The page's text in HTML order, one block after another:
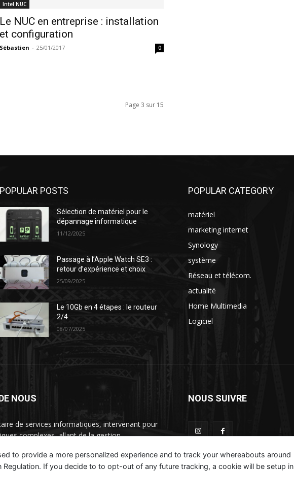
Intel NUC
Le NUC en entreprise : installation
et configuration
Sébastien - 25/01/2017 0
Page 3 sur 15
POPULAR POSTS
Sélection de matériel pour le
dépannage informatique
11/12/2025
Passage à l’Apple Watch SE3 :
retour d’expérience et choix
25/09/2025
Le 10Gb en 4 étapes : le routeur
2/4
08/07/2025
POPULAR CATEGORY
matériel
marketing internet
Synology
système
Réseau et télécom.
actualité
Home Multimedia
Logiciel
NOUS
de services informatiques, intervenant pour
complexes, allant de la gestion
NOUS SUIVRE
to provide a more personalized experience and to track your whereabouts around
If you decide to to opt-out of any future tracking, a cookie will be setup in